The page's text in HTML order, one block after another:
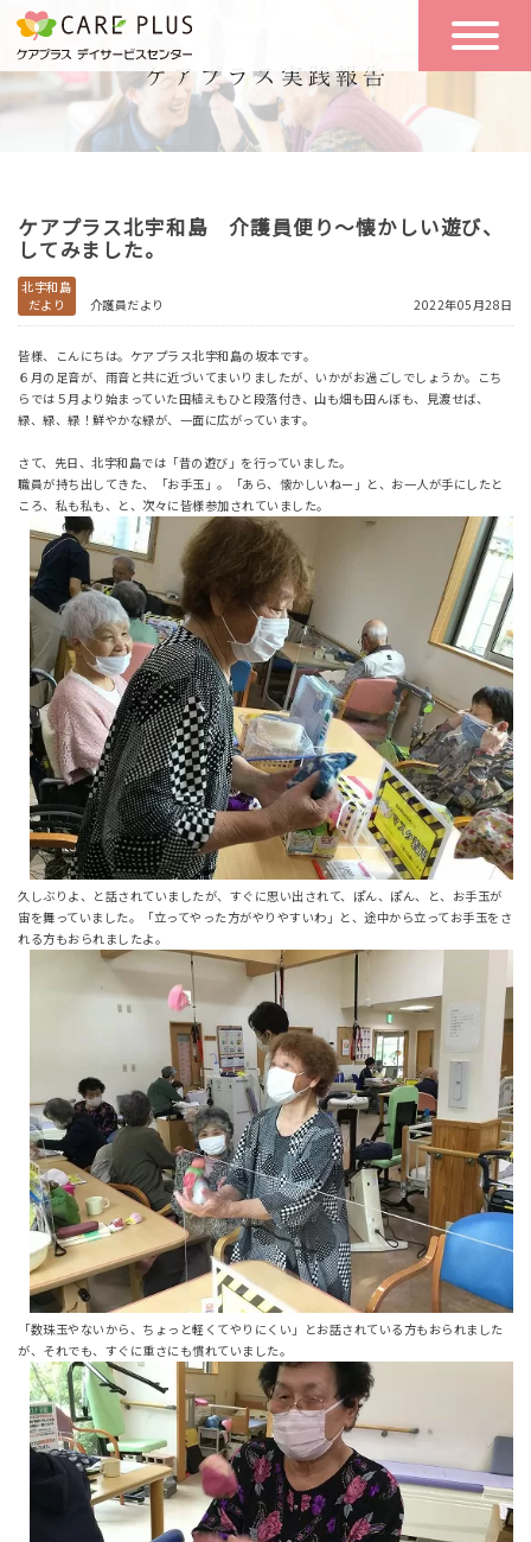
こんな方に
おすすめ
一日の流れ
一日体験
空き状況
実践報告
リクルート
お問い合わせ
体験希望
ケアプラス北宇和島 介護員便り～懐かしい遊び、
してみました。
北宇和島
だより
介護員だより 2022年05月28日
皆様、こんにちは。ケアプラス北宇和島の坂本です。
６月の足音が、雨音と共に近づいてまいりましたが、いかがお過ごしでしょうか。こち
らでは５月より始まっていた田植えもひと段落付き、山も畑も田んぼも、見渡せば、
緑、緑、緑！鮮やかな緑が、一面に広がっています。
さて、先日、北宇和島では「昔の遊び」を行っていました。
職員が持ち出してきた、「お手玉」。「あら、懐かしいねー」と、お一人が手にしたと
ころ、私も私も、と、次々に皆様参加されていました。
久しぶりよ、と話されていましたが、すぐに思い出されて、ぽん、ぽん、と、お手玉が
宙を舞っていました。「立ってやった方がやりやすいわ」と、途中から立ってお手玉をさ
れる方もおられましたよ。
「数珠玉やないから、ちょっと軽くてやりにくい」とお話されている方もおられました
が、それでも、すぐに重さにも慣れていました。